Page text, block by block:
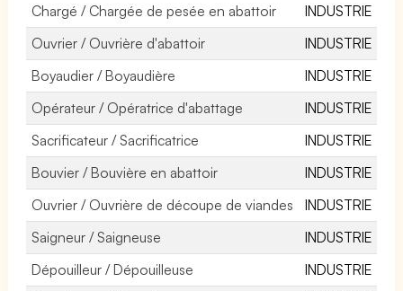
Chargé / Chargée de pesée en abattoir
INDUSTRIE
Ouvrier / Ouvrière d'abattoir
INDUSTRIE
Boyaudier / Boyaudière
INDUSTRIE
Opérateur / Opératrice d'abattage
INDUSTRIE
Sacrificateur / Sacrificatrice
INDUSTRIE
Bouvier / Bouvière en abattoir
INDUSTRIE
Ouvrier / Ouvrière de découpe de viandes
INDUSTRIE
Saigneur / Saigneuse
INDUSTRIE
Dépouilleur / Dépouilleuse
INDUSTRIE